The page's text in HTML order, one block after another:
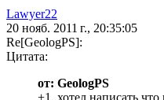
Lawyer22
20 нояб. 2011 г., 20:35:05
Re[GeologPS]:
Цитата:
от: GeologPS